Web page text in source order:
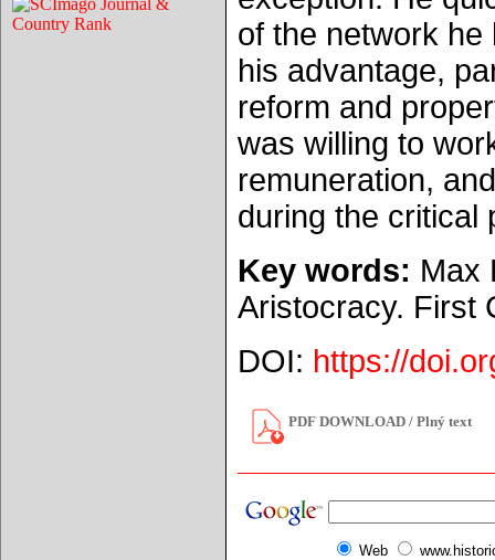
of the network
his advantage,
reform and
was willing to
remuneration,
during the critical
Key words: Max
Aristocracy. First
DOI: https://
PDF DOWNLOAD / Plný text
Web